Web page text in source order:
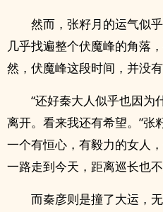
然而，张籽月的运气似
几乎找遍整个伏魔峰的角落
然，伏魔峰这段时间，并没有
“还好秦大人似乎也因为
离开。看来我还有希望。”张
一个有恒心，有毅力的女人
一路走到今天，距离巡长也不
而秦彦则是撞了大运，